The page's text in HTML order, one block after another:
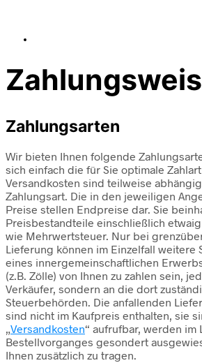
Zahlungsarten
Wir bieten Ihnen folgende
sich einfach die für Sie optimale
Versandkosten sind teilweise
Zahlungsart. Die in den jeweiligen
Preise stellen Endpreise dar. Sie
Preisbestandteile einschließlich
wie Mehrwertsteuer. Nur bei
Lieferung können im Einzelfall weitere
eines innergemeinschaftlichen
(z.B. Zölle) von Ihnen zu zahlen sein,
Verkäufer, sondern an die dort
Steuerbehörden. Die anfallenden
sind nicht im Kaufpreis enthalten, sie
„Versandkosten“ aufrufbar, werden im
Bestellvorganges gesondert
Ihnen zusätzlich zu tragen.